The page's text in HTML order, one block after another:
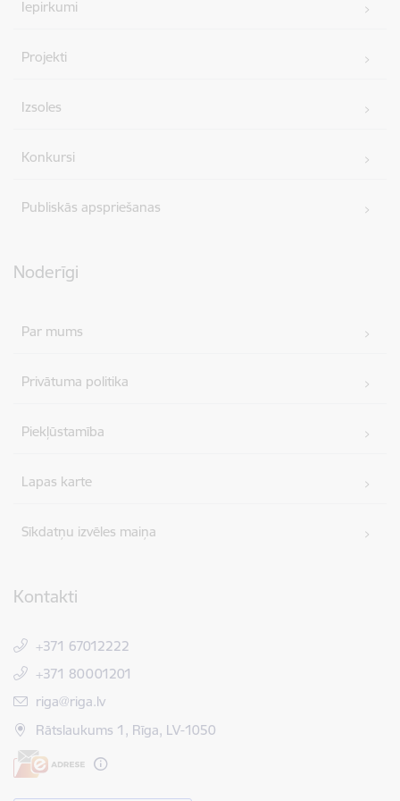
Iepirkumi
Projekti
Izsoles
Konkursi
Publiskās apspriešanas
Noderīgi
Par mums
Privātuma politika
Piekļūstamība
Lapas karte
Sīkdatņu izvēles maiņa
Kontakti
+371 67012222
+371 80001201
E-pasts:
riga@riga.lv
Rātslaukums 1, Rīga, LV-1050